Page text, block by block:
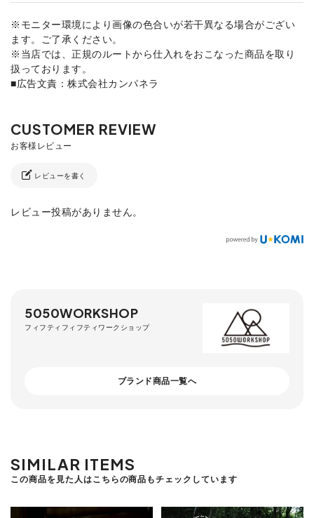
※モニター環境により画像の色合いが若干異なる場合がござい
ます。ご了承ください。
※当店では、正規のルートから仕入れをおこなった商品を取り
扱っております。
■広告文責：株式会社カンパネラ
レビューを書く
レビュー投稿がありません。
5050WORKSHOP
フィフティフィフティワークショップ
ブランド商品一覧へ
SIMILAR ITEMS
この商品を見た人はこちらの商品もチェックしています